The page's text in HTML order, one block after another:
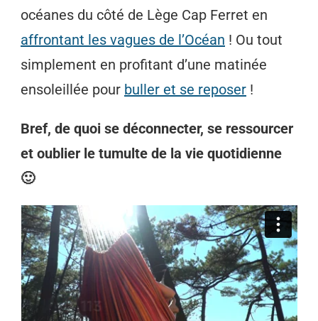
océanes du côté de Lège Cap Ferret en
affrontant les vagues de l’Océan ! Ou tout
simplement en profitant d’une matinée
ensoleillée pour buller et se reposer !
Bref, de quoi se déconnecter, se ressourcer
et oublier le tumulte de la vie quotidienne
🙂